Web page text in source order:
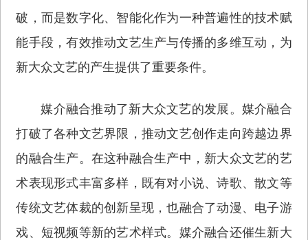
破，而是数字化、智能化作为一种普遍性的技术赋
能手段，有效推动文艺生产与传播的多维互动，为
新大众文艺的产生提供了重要条件。
媒介融合推动了新大众文艺的发展。媒介融合
打破了各种文艺界限，推动文艺创作走向跨越边界
的融合生产。在这种融合生产中，新大众文艺的艺
术表现形式丰富多样，既有对小说、诗歌、散文等
传统文艺体裁的创新呈现，也融合了动漫、电子游
戏、短视频等新的艺术样式。媒介融合还催生新大